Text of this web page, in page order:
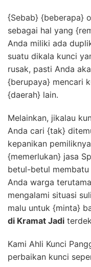
{Sebab} {beberapa}
sebagai hal yang
Anda miliki ada
suatu dikala kunci
rusak, pasti Anda
{berupaya} mencari
{daerah} lain.
Melainkan, jikalau
Anda cari {tak}
kepanikan
{memerlukan} jasa
betul-betul
Anda warga
mengalami situasi
malu untuk {minta}
di Kramat Jadi
Kami Ahli Kunci
perbaikan kunci